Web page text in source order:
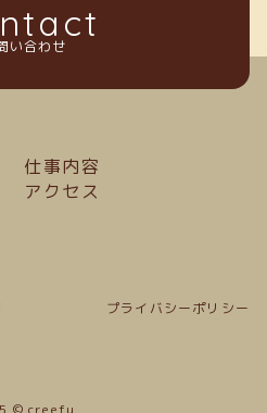
い合わせ
仕事内容
アクセス
プライバシーポリシー
© creefu